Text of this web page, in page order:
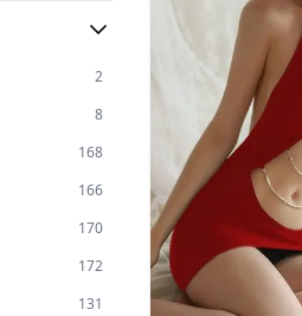
2
8
168
166
170
172
131